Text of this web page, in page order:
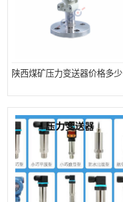
陕西煤矿压力变送器价格多少